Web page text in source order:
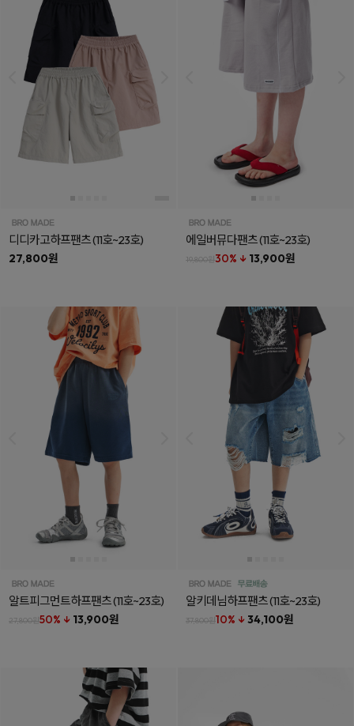
디디카고하프팬츠(11호~23호)
27,800원
에일버뮤다팬츠(11호~23호)
19,800원30% ↓ 13,900원
알트피그먼트하프팬츠(11호~23호)
27,800원50% ↓ 13,900원
알키데님하프팬츠(11호~23호)
37,800원10% ↓ 34,100원